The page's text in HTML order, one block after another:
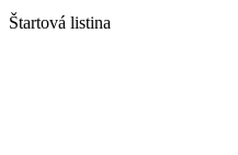
Štartová listina